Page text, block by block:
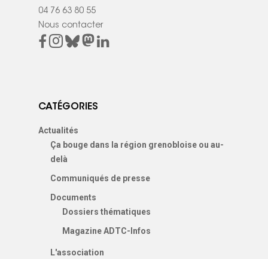
04 76 63 80 55
Nous contacter
CATÉGORIES
Actualités
Ça bouge dans la région grenobloise ou au-
delà
Communiqués de presse
Documents
Dossiers thématiques
Magazine ADTC-Infos
L'association